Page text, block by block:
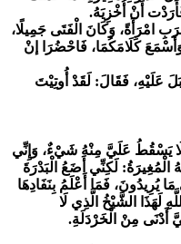
أَنْ أُخْزِيَهُ.
امْرَأَةً، وَكَانَ الْفَتَى جَمِيلًا،
وَأَسْمَعَ كَلَامَكُمَا، فَاحْضُرَا إنْ
عَلَيْهِ، فَقَالَ: لَقَدْ أُوتِيْتَ
يَسْقُطُ عَلَيَّ مِنْهُ شَيْءٌ، وَإِنِّي
لَكِنِّي أَضَعُ الْبَدْرَةَ
يُرِيدُونَ، فَمَا أَعْلَمُ بِنَفَادِهَا
لَهَذَا الشَّيْخُ الَّذِي لَا
مِنْ الْخَرْدَلَةِ.